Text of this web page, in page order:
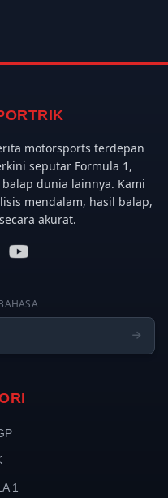
motorsports terdepan
seputar Formula 1,
balap dunia lainnya. Kami
mendalam, hasil balap,
akurat.
1